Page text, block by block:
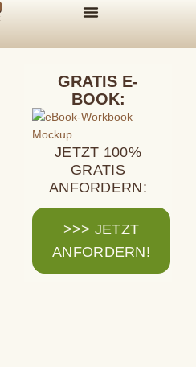
GRATIS E-
BOOK:
JETZT 100%
GRATIS
ANFORDERN:
>>> JETZT
ANFORDERN!